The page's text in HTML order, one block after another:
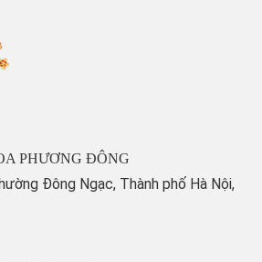
PHƯƠNG ĐÔNG
Đông Ngạc, Thành phố Hà Nội,